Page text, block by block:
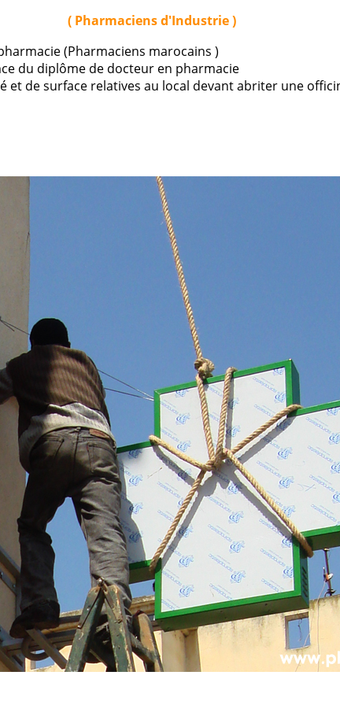
( Pharmaciens d'Industrie )
(Pharmaciens marocains )
du diplôme de docteur en pharmacie
de surface relatives au local devant abriter une